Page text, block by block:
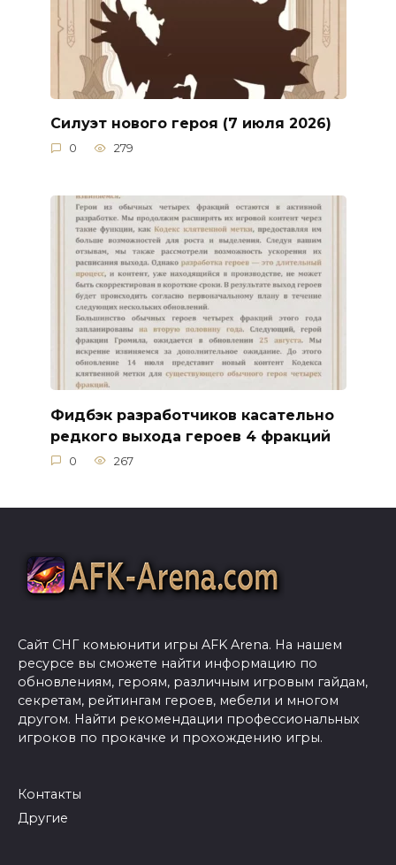
Силуэт нового героя (7 июля 2026)
0 279
Фидбэк разработчиков касательно
редкого выхода героев 4 фракций
0 267
Сайт СНГ комьюнити игры AFK Arena. На нашем
ресурсе вы сможете найти информацию по
обновлениям, героям, различным игровым гайдам,
секретам, рейтингам героев, мебели и многом
другом. Найти рекомендации профессиональных
игроков по прокачке и прохождению игры.
Контакты
Другие